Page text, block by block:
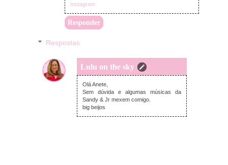
Instagram
Responder
Respostas
Lulu on the sky
domingo, agosto 02, 2020
Olá Anete,
Sem dúvida e algumas músicas da
Sandy & Jr mexem comigo.
big beijos